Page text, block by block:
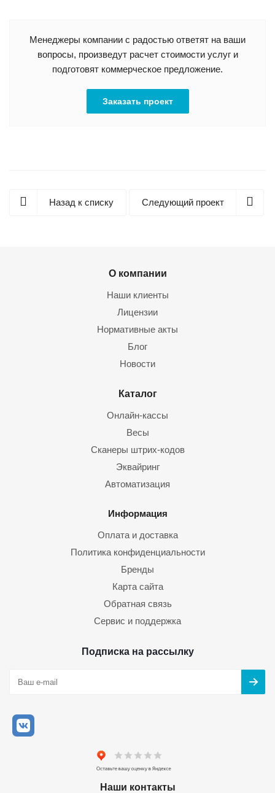
Менеджеры компании с радостью ответят на ваши
вопросы, произведут расчет стоимости услуг и
подготовят коммерческое предложение.
Заказать проект
Назад к списку Следующий проект
О компании
Наши клиенты
Лицензии
Нормативные акты
Блог
Новости
Каталог
Онлайн-кассы
Весы
Сканеры штрих-кодов
Эквайринг
Автоматизация
Информация
Оплата и доставка
Политика конфиденциальности
Бренды
Карта сайта
Обратная связь
Сервис и поддержка
Подписка на рассылку
Наши контакты